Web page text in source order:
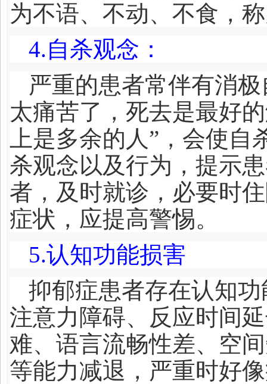
为不语、不动、不食，
4.自杀观念：
严重的患者常伴有消
太痛苦了，死去是最好
上是多余的人”，会使
杀观念以及行为，提示
者，及时就诊，必要时
症状，应提高警惕。
5.认知功能损害
抑郁症患者存在认知
注意力障碍、反应时间
难、语言流畅性差、空
等能力减退，严重时好